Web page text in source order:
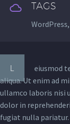
TAGS
L
eiusmod
aliqua. Ut enim ad
ullamco laboris nisi
dolor in
fugiat nulla